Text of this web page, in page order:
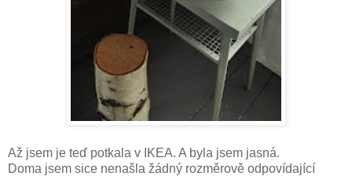
Až jsem je teď potkala v IKEA. A byla jsem jasná.
Doma jsem sice nenašla žádný rozměrově odpovídající